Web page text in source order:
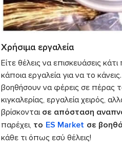
Χρήσιμα εργαλεία
Είτε θέλεις να επισκευάσεις
κάποια εργαλεία για να το
βοηθήσουν να φέρεις σε πέρας
κιγκαλερίας, εργαλεία χειρός,
βρίσκονται σε απόσταση
παρέχει, το ES Market σε
κάθε τι όπως εσύ θέλεις!